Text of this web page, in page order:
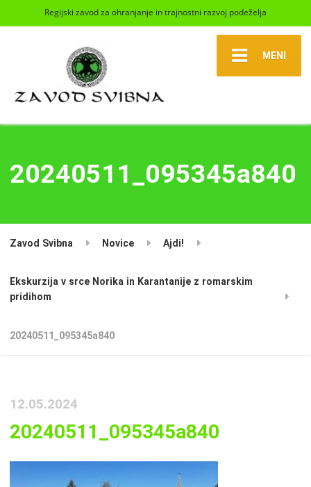
Regijski zavod za ohranjanje in trajnostni razvoj podeželja
MENI
20240511_095345a840
Zavod Svibna Novice Ajdi!
Ekskurzija v srce Norika in Karantanije z romarskim
pridihom
20240511_095345a840
12.05.2024
20240511_095345a840